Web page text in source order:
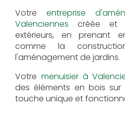
Votreentreprise
Valenciennes créée et
extérieurs, en prenant
comme la
l'aménagement de jardins.
Votre menuisier à
des éléments en bois
touche unique et